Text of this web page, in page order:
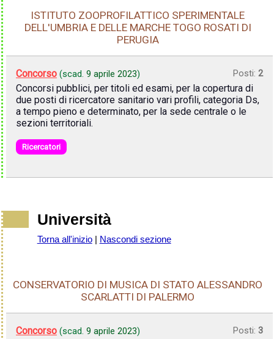
ISTITUTO ZOOPROFILATTICO SPERIMENTALE
DELL'UMBRIA E DELLE MARCHE TOGO ROSATI DI
PERUGIA
Concorso (scad. 9 aprile 2023) Posti: 2
Concorsi pubblici, per titoli ed esami, per la copertura di
due posti di ricercatore sanitario vari profili, categoria Ds,
a tempo pieno e determinato, per la sede centrale o le
sezioni territoriali.
Ricercatori
Università
Torna all'inizio| Nascondi sezione
CONSERVATORIO DI MUSICA DI STATO ALESSANDRO
SCARLATTI DI PALERMO
Concorso (scad. 9 aprile 2023) Posti: 3